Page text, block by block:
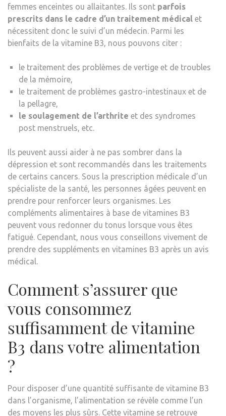
femmes enceintes ou allaitantes. Ils sont parfois
prescrits dans le cadre d’un traitement médical et
nécessitent donc le suivi d’un médecin. Parmi les
bienfaits de la vitamine B3, nous pouvons citer :
le traitement des problèmes de vertige et de troubles
de la mémoire,
le traitement de problèmes gastro-intestinaux et de
la pellagre,
le soulagement de l’arthrite et des syndromes
post menstruels, etc.
Ils peuvent aussi aider à ne pas sombrer dans la
dépression et sont recommandés dans les traitements
de certains cancers. Sous la prescription médicale d’un
spécialiste de la santé, les personnes âgées peuvent en
prendre pour renforcer leurs organismes. Les
compléments alimentaires à base de vitamines B3
peuvent vous redonner du tonus lorsque vous êtes
fatigué. Cependant, nous vous conseillons vivement de
prendre des suppléments en vitamines B3 après un avis
médical.
Comment s’assurer que
vous consommez
suffisamment de vitamine
B3 dans votre alimentation
?
Pour disposer d’une quantité suffisante de vitamine B3
dans l’organisme, l’alimentation se révèle comme l’un
des moyens les plus sûrs. Cette vitamine se retrouve